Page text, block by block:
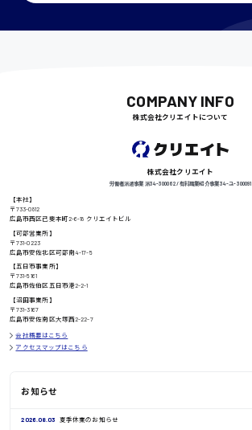
高知県
鳥取県
日給8000円〜
COMPANY INFO
株式会社クリエイトについて
株式会社クリエイト
労働者派遣事業 派34-300062 / 有料職業紹介事業 34-ユ-300091
【本社】
〒733-0812
広島市西区己斐本町2-6-18 クリエイトビル
【可部営業所】
〒731-0223
広島市安佐北区可部南4-17-5
【五日市事業所】
〒731-5161
広島市佐伯区五日市港2-2-1
【沼田事業所】
〒731-3167
広島市安佐南区大塚西2-22-7
会社概要はこちら
アクセスマップはこちら
お知らせ
2026.08.03 夏季休業のお知らせ